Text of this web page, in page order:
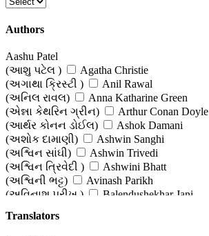
Authors
Aashu Patel
(આશુ પટેલ )
Agatha Christie
(અગાથા ક્રિસ્ટી )
Anil Rawal
(અનિલ રાવલ)
Anna Katharine Green
(એન્ના કેથરિન ગ્રીન)
Arthur Conan Doyle
(આર્થર કોનન ડોઈલ)
Ashok Damani
(અશોક દામાણી)
Ashwin Sanghi
(અશ્વિન સાંઘી)
Ashwin Trivedi
(અશ્વિન ત્રિવેદી )
Ashwini Bhatt
(અશ્વિની ભટ્ટ)
Avinash Parikh
(અવિનાશ પરીખ )
Balendushekhar Jani
(ભરત તન્ના )
Translators